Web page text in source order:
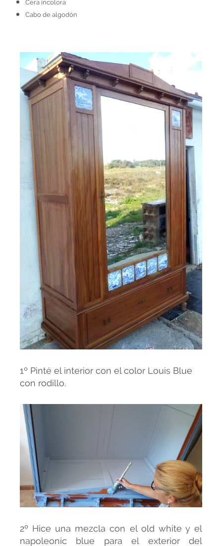
Cera incolora
Cabo de algodón
1º Pinté el interior con el color Louis Blue
con rodillo.
2º Hice una mezcla con el old white y el
napoleonic blue para el exterior del